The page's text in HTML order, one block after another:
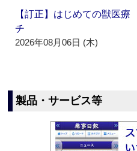
【訂正】はじめての獣医
チ
2026年08月06日 (木)
製品・サービス等